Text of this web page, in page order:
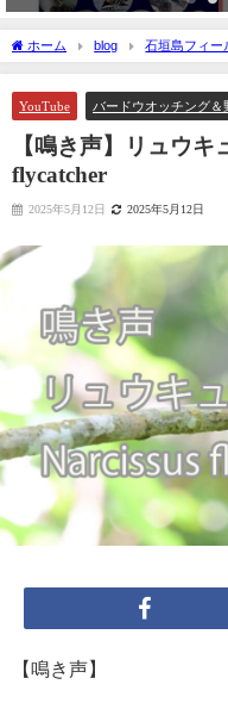
ホーム blog 石垣島フィー
ウキュウキビタキ Narcissus
YouTube バードウオッチング＆
【鳴き声】リュウキ
flycatcher
2025年5月12日 2025年5月12日
【鳴き声】